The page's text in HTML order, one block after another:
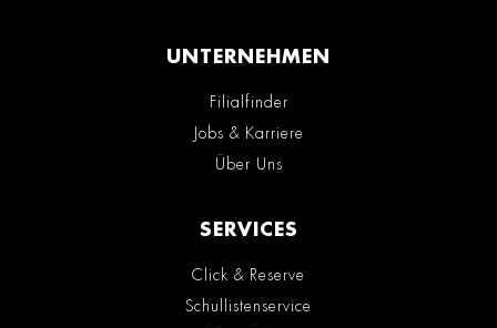
UNTERNEHMEN
Filialfinder
Jobs & Karriere
Über Uns
SERVICES
Click & Reserve
Schullistenservice